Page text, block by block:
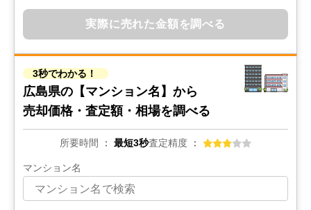
600万円
階数:3階 専有面積:
1,200 万円 2025年6月
アステージ天応
実際に売れた金額を調べる
3秒でわかる！
広島県の 【マンション名】から
売却価格・査定額・相場を調べる
所要時間 最短3秒査定精度
マンション名